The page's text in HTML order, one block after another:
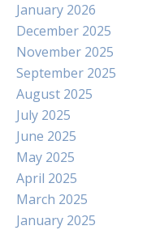
January 2026
December 2025
November 2025
September 2025
August 2025
July 2025
June 2025
May 2025
April 2025
March 2025
January 2025